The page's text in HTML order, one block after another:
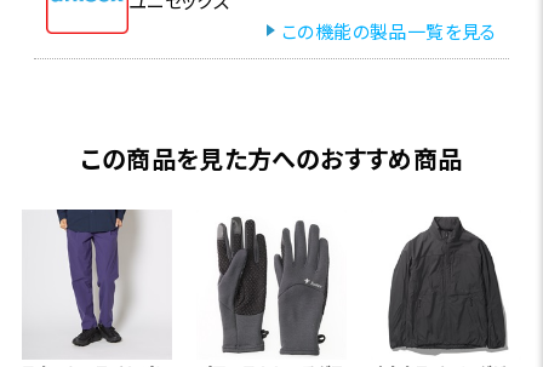
この機能の製品一覧を見る
この商品を見た方へのおすすめ商品